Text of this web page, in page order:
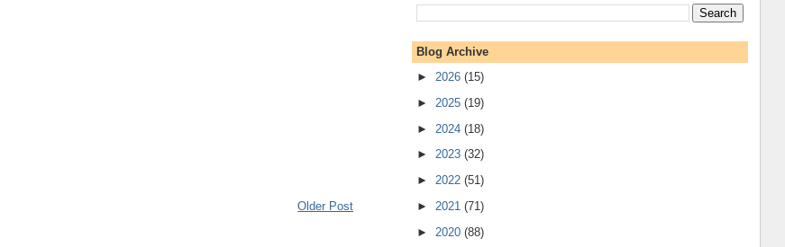
Older Post
Blog Archive
► 2026 (15)
► 2025 (19)
► 2024 (18)
► 2023 (32)
► 2022 (51)
► 2021 (71)
► 2020 (88)